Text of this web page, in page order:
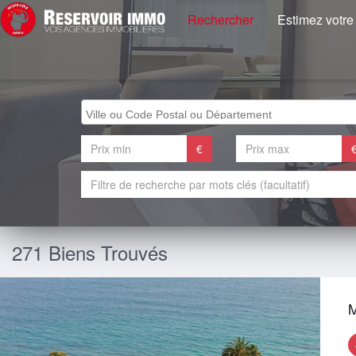
Rechercher Estimez
€
271 Biens Trouvés